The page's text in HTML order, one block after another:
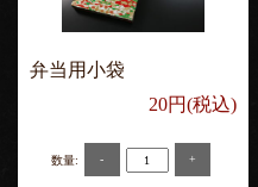
弁当用小袋
20円(税込)
数量: - +